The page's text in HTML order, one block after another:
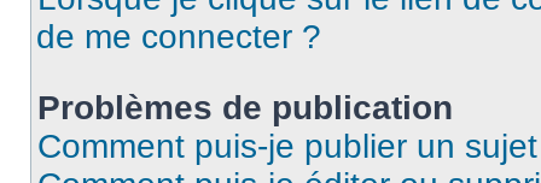
de me connecter ?
Problèmes de publication
Comment puis-je publier un